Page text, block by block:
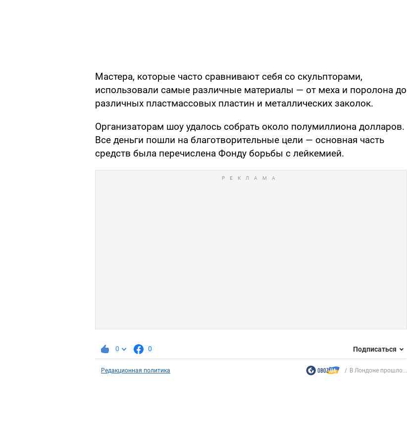
Мастера, которые часто сравнивают себя со скульпторами,
использовали самые различные материалы — от меха и поролона до
различных пластмассовых пластин и металлических заколок.
Организаторам шоу удалось собрать около полумиллиона долларов.
Все деньги пошли на благотворительные цели — основная часть
средств была перечислена Фонду борьбы с лейкемией.
0 0 Подписаться
Редакционная политика В Лондоне прошло...